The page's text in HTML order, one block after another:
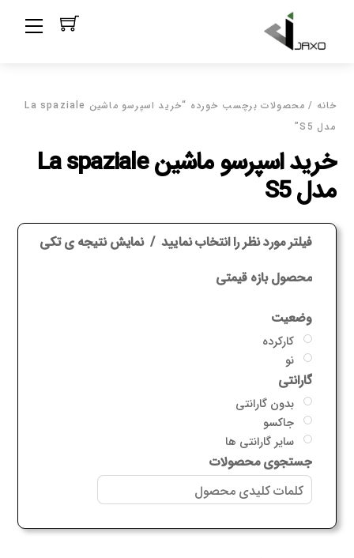
content
خانه / محصولات برچسب خورده “خرید اسپرسو ماشین La spaziale
مدل S5”
خرید اسپرسو ماشین La spaziale
مدل S5
فیلتر مورد نظر را انتخاب نمایید نمایش نتیجه ی تکی
محصول بازه قیمتی
وضعیت
کارکرده
نو
گارانتی
بدون گارانتی
جاکسو
سایر گارانتی ها
جستجوی محصولات